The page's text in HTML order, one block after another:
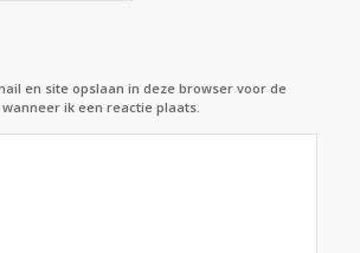
en site opslaan in deze browser voor de
ik een reactie plaats.